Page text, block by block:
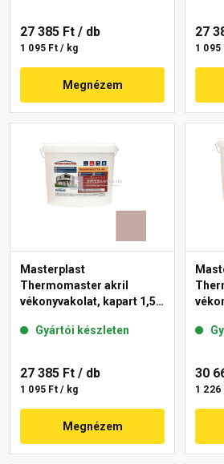
27 385 Ft / db
1 095 Ft / kg
Megnézem
27
1 095
Masterplast
Thermomaster akril
vékonyvakolat, kapart 1,5
Gyártói készleten
27 385 Ft / db
1 095 Ft / kg
Megnézem
12-C
30
1 226